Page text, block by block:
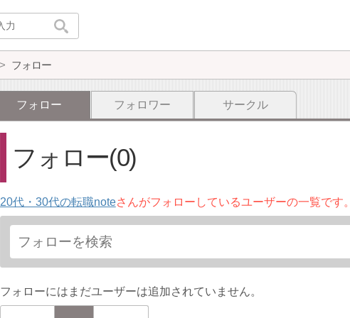
フォロー
フォロー フォロワー サークル
フォロー(0)
20代・30代の転職noteさんがフォローしているユーザーの一覧です。
フォローにはまだユーザーは追加されていません。